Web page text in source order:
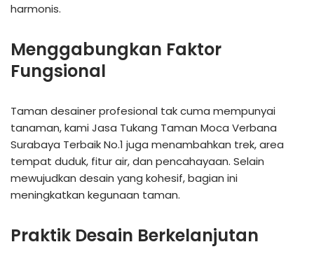
harmonis.
Menggabungkan Faktor
Fungsional
Taman desainer profesional tak cuma mempunyai
tanaman, kami Jasa Tukang Taman Moca Verbana
Surabaya Terbaik No.1 juga menambahkan trek, area
tempat duduk, fitur air, dan pencahayaan. Selain
mewujudkan desain yang kohesif, bagian ini
meningkatkan kegunaan taman.
Praktik Desain Berkelanjutan